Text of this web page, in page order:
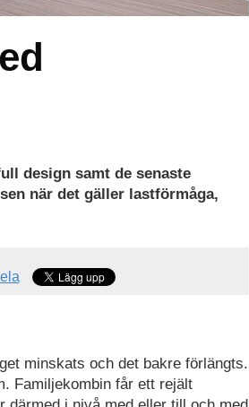
design samt de senaste
när det gäller lastförmåga,
minskats och det bakre förlängts.
Familjekombin får ett rejält